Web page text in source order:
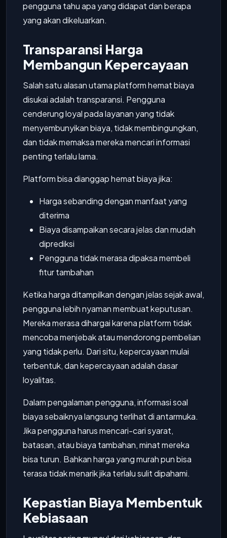
pengguna tahu apa yang didapat dan berapa
yang akan dikeluarkan.
Transparansi Harga
Membangun Kepercayaan
Salah satu alasan utama platform hemat biaya
disukai adalah transparansi. Pengguna
cenderung loyal pada layanan yang tidak
menyembunyikan biaya, tidak membingungkan,
dan tidak memaksa mereka mencari informasi
penting terlalu lama.
Platform bisa dianggap hemat biaya jika:
Harga sebanding dengan manfaat yang
diterima
Biaya disampaikan secara jelas dan mudah
diprediksi
Pengguna tidak merasa dipaksa membeli
fitur tambahan
Ketika harga ditampilkan dengan jelas sejak awal,
pengguna lebih nyaman membuat keputusan.
Mereka merasa dihargai karena platform tidak
mencoba menjebak atau mendorong pembelian
yang tidak perlu. Dari situ, kepercayaan mulai
terbentuk, dan kepercayaan adalah dasar
loyalitas.
Dalam pengalaman pengguna, informasi soal
biaya sebaiknya langsung terlihat di antarmuka.
Jika pengguna harus mencari-cari syarat,
batasan, atau biaya tambahan, minat mereka
bisa turun. Bahkan harga yang murah pun bisa
terasa tidak menarik jika terlalu sulit dipahami.
Kepastian Biaya Membentuk
Kebiasaan